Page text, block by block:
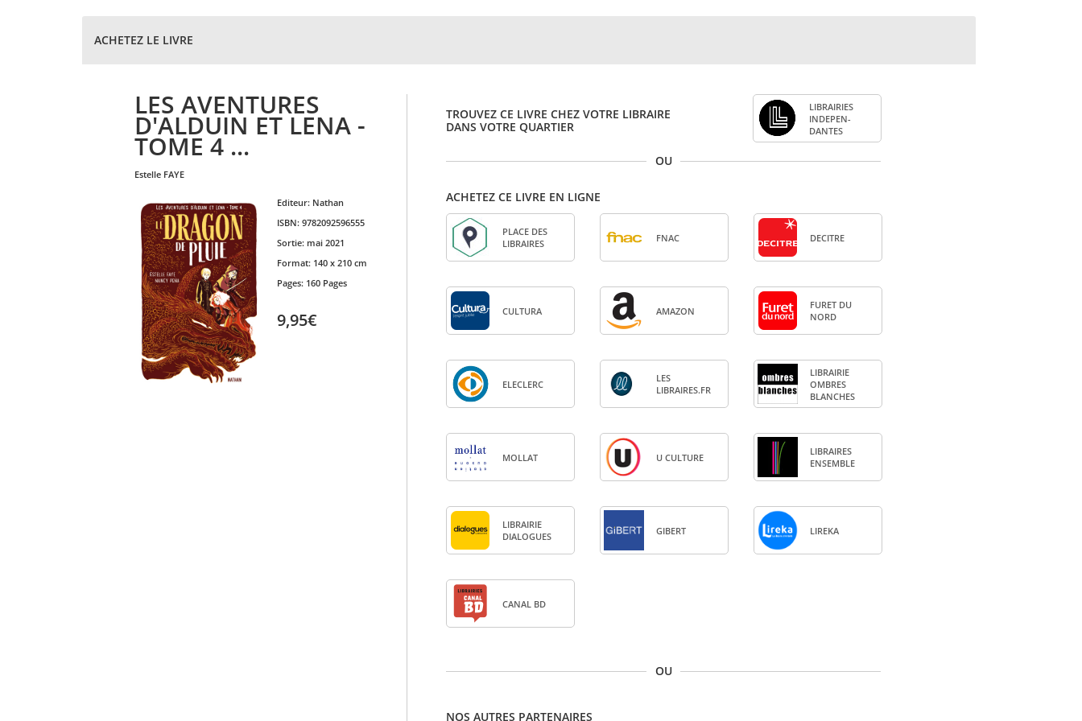
ACHETEZ LE LIVRE
LES AVENTURES
D'ALDUIN ET LENA -
TOME 4 ...
estelle FAYE
Editeur: Nathan
ISBN: 9782092596555
Sortie: mai 2021
Format: 140 x 210 cm
Pages: 160 Pages
9,95€
TROUVEZ CE LIVRE CHEZ VOTRE LIBRAIRE
DANS VOTRE QUARTIER
LIBRAI­RIES
INDE­PEN­
DANTES
OU
ACHETEZ CE LIVRE EN LIGNE
PLACE DES
LIBRAIRES
FNAC DECITRE
CULTURA AMA­ZON
FURET DU
NORD
ELE­CLERC
LES
LIBRAIRES.FR
LIBRAI­RIE
OMBRES
BLANCHES
MOL­LAT U CULTURE
LIBRAIRES
ENSEMBLE
LIBRAI­RIE
DIA­LOGUES
GIBERT LIREKA
CANAL BD
OU
NOS AUTRES PARTENAIRES